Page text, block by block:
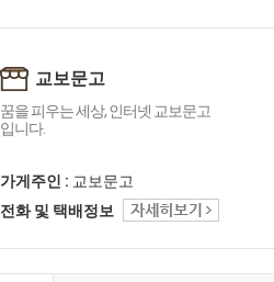
교보문고
꿈을 피우는 세상, 인터넷 교보문고
입니다.
가게주인 : 교보문고
전화 및 택배정보